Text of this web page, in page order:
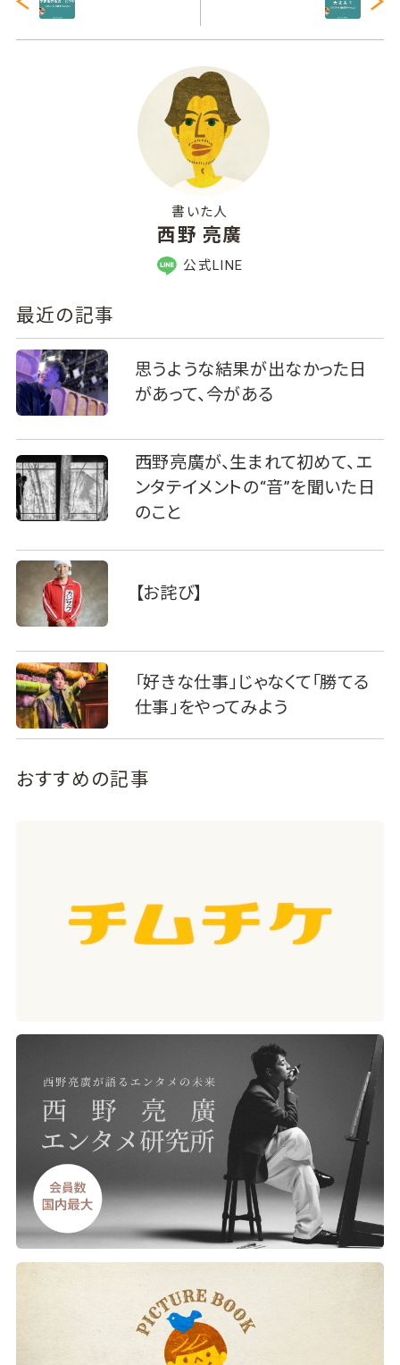
書いた人
西野 亮廣
公式LINE
最近の記事
思うような結果が出なかった日
があって、今がある
西野亮廣が、生まれて初めて、エ
ンタテイメントの“音”を聞いた日
のこと
【お詫び】
「好きな仕事」じゃなくて「勝てる
仕事」をやってみよう
おすすめの記事